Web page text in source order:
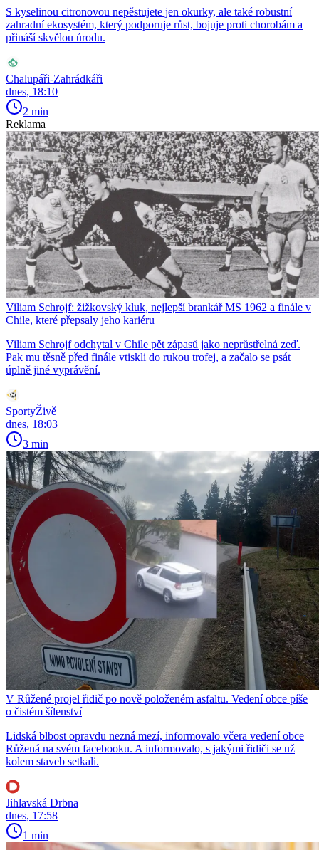
S kyselinou citronovou nepěstujete jen okurky, ale také robustní
zahradní ekosystém, který podporuje růst, bojuje proti chorobám a
přináší skvělou úrodu.
Chalupáři-Zahrádkáři
dnes, 18:10
2 min
Reklama
Viliam Schrojf: žižkovský kluk, nejlepší brankář MS 1962 a finále v
Chile, které přepsaly jeho kariéru
Viliam Schrojf odchytal v Chile pět zápasů jako neprůstřelná zeď.
Pak mu těsně před finále vtiskli do rukou trofej, a začalo se psát
úplně jiné vyprávění.
SportyŽivě
dnes, 18:03
3 min
V Růžené projel řidič po nově položeném asfaltu. Vedení obce píše
o čistém šílenství
Lidská blbost opravdu nezná mezí, informovalo včera vedení obce
Růžená na svém facebooku. A informovalo, s jakými řidiči se už
kolem staveb setkali.
Jihlavská Drbna
dnes, 17:58
1 min